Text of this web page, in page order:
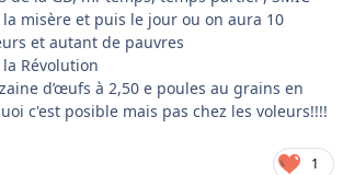
misère et puis le jour ou on aura 10
et autant de pauvres
Révolution
d’œufs à 2,50 e poules au grains en
c'est posible mais pas chez les voleurs!!!!
1